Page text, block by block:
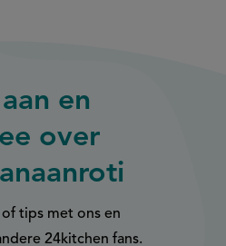
en
over
tips met ons en
24kitchen fans.